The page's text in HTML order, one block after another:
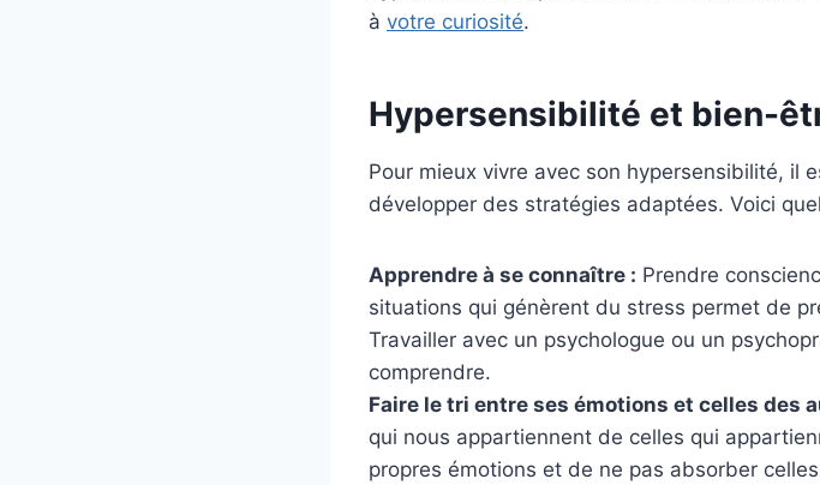
à votre curiosité.
Hypersensibilité et bien-
Pour mieux vivre avec son hypersensibilité, il
développer des stratégies adaptées. Voici
Apprendre à se connaître : Prendre
situations qui génèrent du stress permet de
Travailler avec un psychologue ou un
comprendre.
Faire le tri entre ses émotions et celles des
qui nous appartiennent de celles qui
propres émotions et de ne pas absorber